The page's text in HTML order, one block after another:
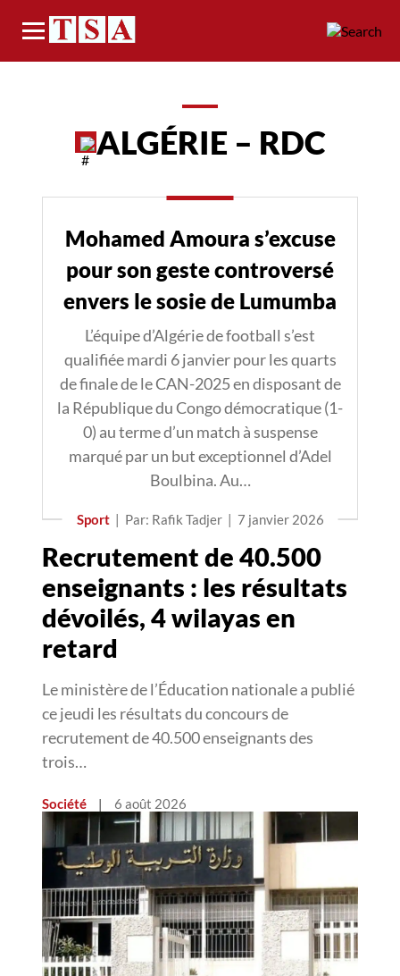
Menu
ALGÉRIE – RDC
Mohamed Amoura s’excuse
pour son geste controversé
envers le sosie de Lumumba
L’équipe d’Algérie de football s’est
qualifiée mardi 6 janvier pour les quarts
de finale de le CAN-2025 en disposant de
la République du Congo démocratique (1-
0) au terme d’un match à suspense
marqué par un but exceptionnel d’Adel
Boulbina. Au…
Sport | Par: Rafik Tadjer | 7 janvier 2026
Recrutement de 40.500
enseignants : les résultats
dévoilés, 4 wilayas en
retard
Le ministère de l’Éducation nationale a publié
ce jeudi les résultats du concours de
recrutement de 40.500 enseignants des
trois…
Société | 6 août 2026